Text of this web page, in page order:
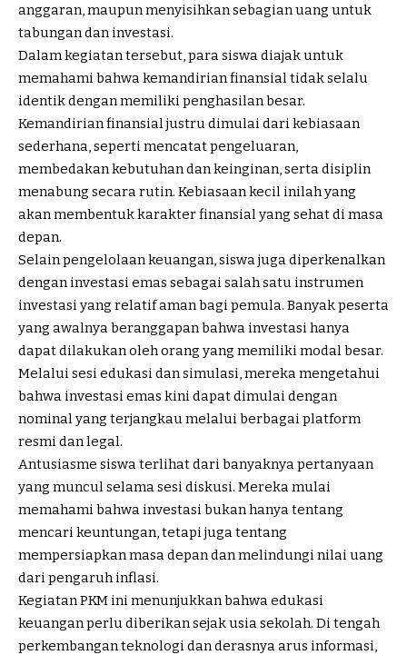
anggaran, maupun menyisihkan sebagian uang untuk
tabungan dan investasi.
Dalam kegiatan tersebut, para siswa diajak untuk
memahami bahwa kemandirian finansial tidak selalu
identik dengan memiliki penghasilan besar.
Kemandirian finansial justru dimulai dari kebiasaan
sederhana, seperti mencatat pengeluaran,
membedakan kebutuhan dan keinginan, serta disiplin
menabung secara rutin. Kebiasaan kecil inilah yang
akan membentuk karakter finansial yang sehat di masa
depan.
Selain pengelolaan keuangan, siswa juga diperkenalkan
dengan investasi emas sebagai salah satu instrumen
investasi yang relatif aman bagi pemula. Banyak peserta
yang awalnya beranggapan bahwa investasi hanya
dapat dilakukan oleh orang yang memiliki modal besar.
Melalui sesi edukasi dan simulasi, mereka mengetahui
bahwa investasi emas kini dapat dimulai dengan
nominal yang terjangkau melalui berbagai platform
resmi dan legal.
Antusiasme siswa terlihat dari banyaknya pertanyaan
yang muncul selama sesi diskusi. Mereka mulai
memahami bahwa investasi bukan hanya tentang
mencari keuntungan, tetapi juga tentang
mempersiapkan masa depan dan melindungi nilai uang
dari pengaruh inflasi.
Kegiatan PKM ini menunjukkan bahwa edukasi
keuangan perlu diberikan sejak usia sekolah. Di tengah
perkembangan teknologi dan derasnya arus informasi,